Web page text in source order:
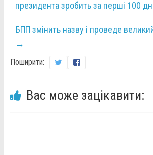
президента зробить за перші 100
БПП змінить назву і проведе
→
Поширити:
Вас може зацікавити: